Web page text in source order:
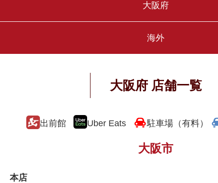
大阪府
海外
大阪府 店舗一覧
出前館 Uber Eats 駐車場（有料）
大阪市
本店